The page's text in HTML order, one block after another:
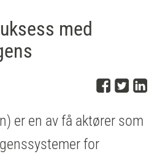
med
DelDel
er en av få aktører som
for